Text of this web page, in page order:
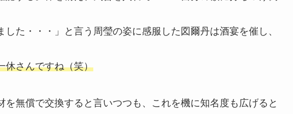
した・・・」と言う周瑩の姿に感服した図爾丹は酒宴を催し、
休さんですね（笑）
を無償で交換すると言いつつも、これを機に知名度も広げると